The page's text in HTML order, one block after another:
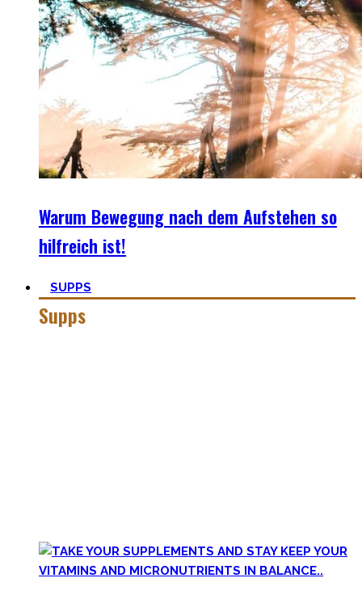
Warum Bewegung nach dem Aufstehen so
hilfreich ist!
SUPPS
Supps